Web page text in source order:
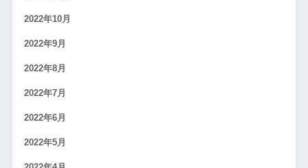
2022年10月
2022年9月
2022年8月
2022年7月
2022年6月
2022年5月